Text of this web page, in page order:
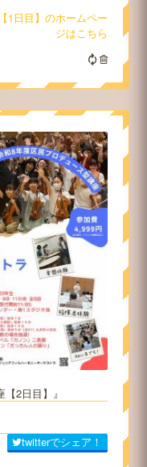
日目】
2日目】
twitterでシェア！